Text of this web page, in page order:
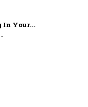
In Your...